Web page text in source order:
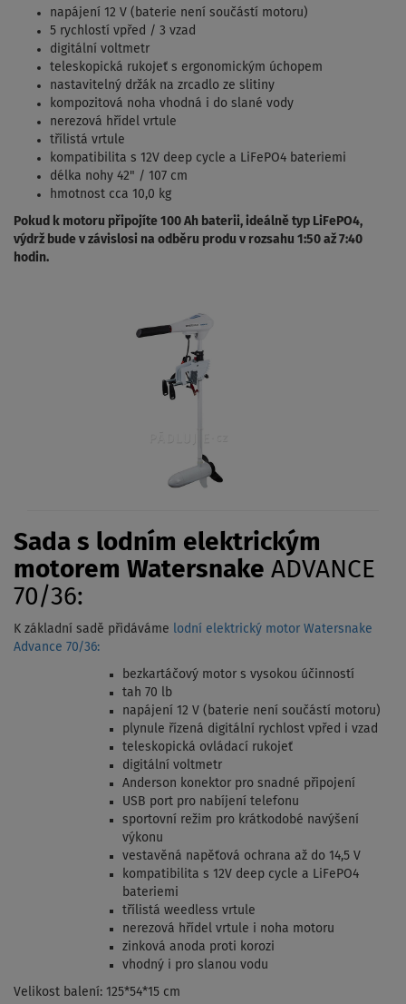
napájení 12 V (baterie není součástí motoru)
5 rychlostí vpřed / 3 vzad
digitální voltmetr
teleskopická rukojeť s ergonomickým úchopem
nastavitelný držák na zrcadlo ze slitiny
kompozitová noha vhodná i do slané vody
nerezová hřídel vrtule
třílistá vrtule
kompatibilita s 12V deep cycle a LiFePO4 bateriemi
délka nohy 42" / 107 cm
hmotnost cca 10,0 kg
Pokud k motoru připojíte 100 Ah baterii, ideálně typ LiFePO4,
výdrž bude v závislosi na odběru produ v rozsahu 1:50 až 7:40
hodin.
Sada s lodním elektrickým
motorem Watersnake ADVANCE
70/36:
K základní sadě přidáváme
lodní elektrický motor Watersnake
Advance 70/36:
bezkartáčový motor s vysokou účinností
tah 70 lb
napájení 12 V (baterie není součástí motoru)
plynule řízená digitální rychlost vpřed i vzad
teleskopická ovládací rukojeť
digitální voltmetr
Anderson konektor pro snadné připojení
USB port pro nabíjení telefonu
sportovní režim pro krátkodobé navýšení
výkonu
vestavěná napěťová ochrana až do 14,5 V
kompatibilita s 12V deep cycle a LiFePO4
bateriemi
třílistá weedless vrtule
nerezová hřídel vrtule i noha motoru
zinková anoda proti korozi
vhodný i pro slanou vodu
Velikost balení: 125*54*15 cm